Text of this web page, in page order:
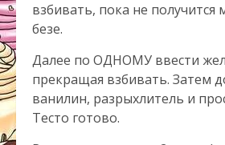
взбивать, пока не получится
безе.
Далее по ОДНОМУ ввести
прекращая взбивать. Затем
ванилин, разрыхлитель и
Тесто готово.